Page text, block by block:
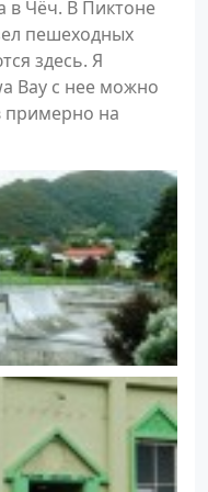
в Чёч. В Пиктоне
пешеходных
здесь. Я
Bay с нее можно
примерно на